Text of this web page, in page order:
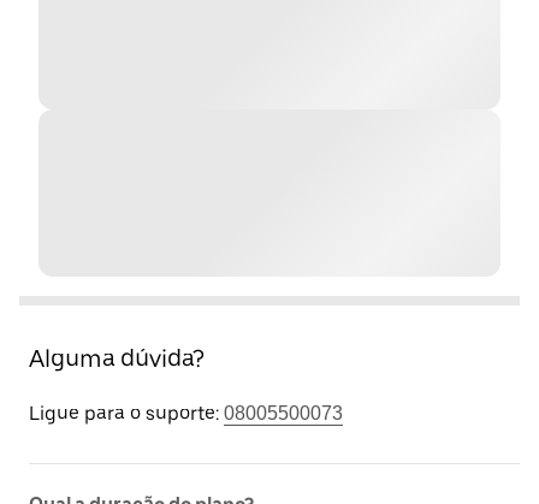
Alguma dúvida?
Ligue para o suporte: 08005500073